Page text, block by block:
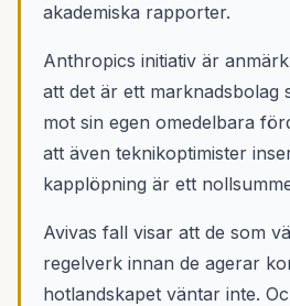
akademiska rapporter.
Anthropics initiativ är
att det är ett marknadsbolag
mot sin egen omedelbara
att även teknikoptimister
kapplöpning är ett
Avivas fall visar att de som
regelverk innan de agerar
hotlandskapet väntar inte.